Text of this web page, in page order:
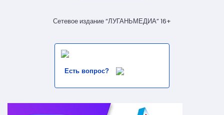
Сетевое издание “ЛУГАНЬМЕДИА” 16+
Есть вопрос?